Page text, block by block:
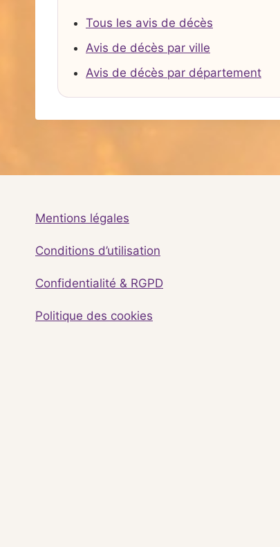
Tous les avis de décès
Avis de décès par ville
Avis de décès par département
Mentions légales
Conditions d’utilisation
Confidentialité & RGPD
Politique des cookies